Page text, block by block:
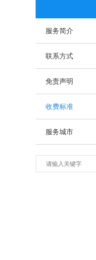
服务简介
联系方式
免责声明
收费标准
服务城市